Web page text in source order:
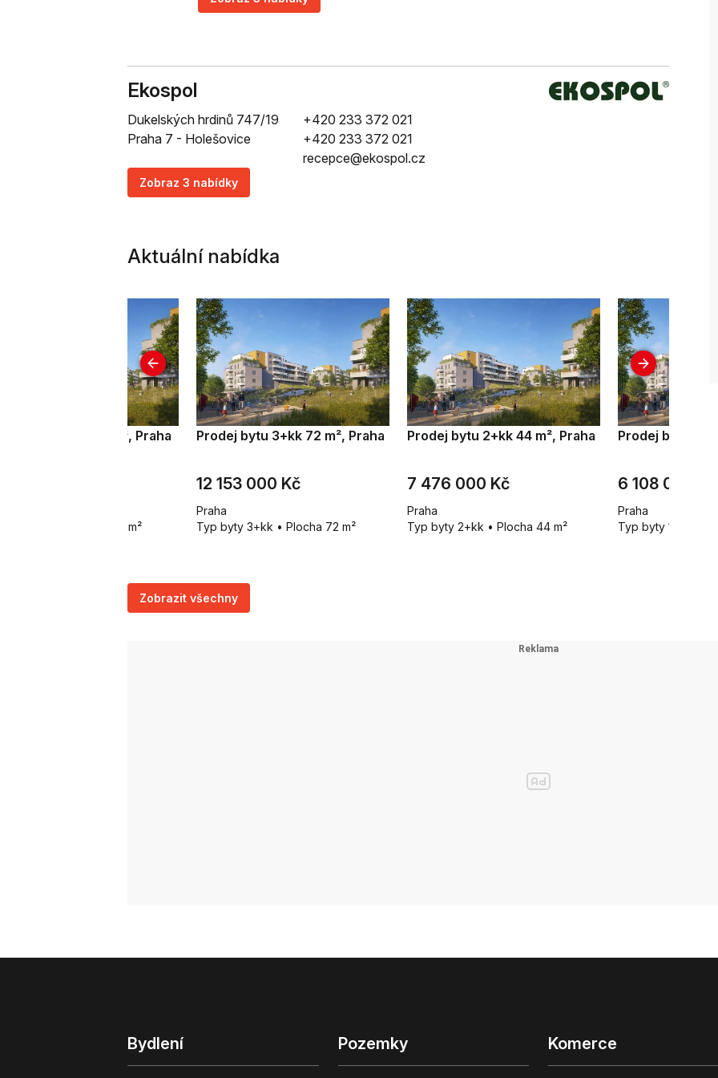
Ekospol
Dukelských hrdinů 747/19
Praha 7 - Holešovice
Zobraz 3 nabídky
+420 233 372 021
+420 233 372 021
recepce@ekospol.cz
Aktuální nabídka
bytu 1+kk 32 m², Praha
byty 1+kk • Plocha 32 m²
Prodej bytu 3+kk 72 m², Praha
12 153 000 Kč
Praha
Typ byty 3+kk • Plocha 72 m²
Prodej bytu 2+kk 44 m², Praha
7 476 000 Kč
Praha
Typ byty 2+kk • Plocha 44 m²
Prodej bytu
6 108 000 Kč
Praha
Typ byty 1+kk •
Zobrazit všechny
Bydlení Pozemky Komerce